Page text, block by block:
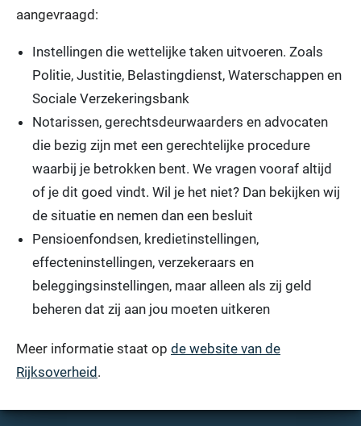
aangevraagd:
Instellingen die wettelijke taken uitvoeren. Zoals
Politie, Justitie, Belastingdienst, Waterschappen en
Sociale Verzekeringsbank
Notarissen, gerechtsdeurwaarders en advocaten
die bezig zijn met een gerechtelijke procedure
waarbij je betrokken bent. We vragen vooraf altijd
of je dit goed vindt. Wil je het niet? Dan bekijken wij
de situatie en nemen dan een besluit
Pensioenfondsen, kredietinstellingen,
effecteninstellingen, verzekeraars en
beleggingsinstellingen, maar alleen als zij geld
beheren dat zij aan jou moeten uitkeren
Meer informatie staat op de website van de
Rijksoverheid.